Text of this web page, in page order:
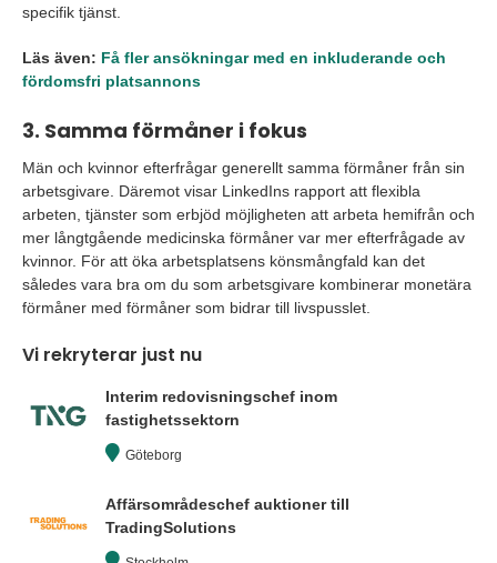
specifik tjänst.
Läs även: Få fler ansökningar med en inkluderande och
fördomsfri platsannons
3. Samma förmåner i fokus
Män och kvinnor efterfrågar generellt samma förmåner från sin
arbetsgivare. Däremot visar LinkedIns rapport att flexibla
arbeten, tjänster som erbjöd möjligheten att arbeta hemifrån och
mer långtgående medicinska förmåner var mer efterfrågade av
kvinnor. För att öka arbetsplatsens könsmångfald kan det
således vara bra om du som arbetsgivare kombinerar monetära
förmåner med förmåner som bidrar till livspusslet.
Vi rekryterar just nu
Interim redovisningschef inom
fastighetssektorn
Göteborg
Affärsområdeschef auktioner till
TradingSolutions